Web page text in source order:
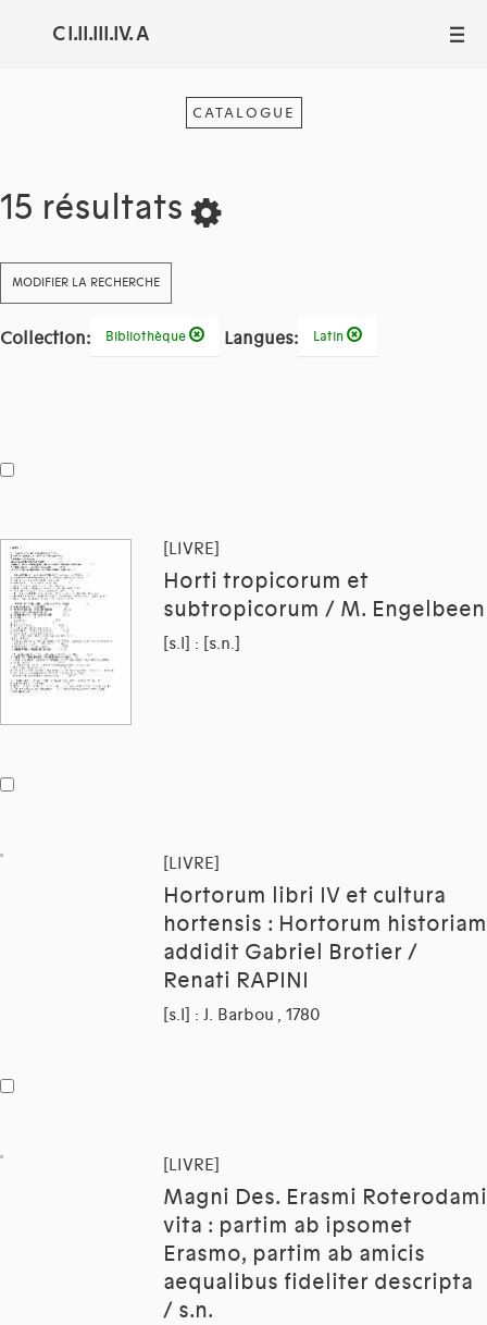
C I.II.III.IV. A III
CATALOGUE
15 résultats
MODIFIER LA RECHERCHE
Collection: Bibliothèque Langues: Latin
[LIVRE]
Horti tropicorum et
subtropicorum / M. Engelbeen
[s.l] : [s.n.]
[LIVRE]
Hortorum libri IV et cultura
hortensis : Hortorum historiam
addidit Gabriel Brotier /
Renati RAPINI
[s.l] : J. Barbou , 1780
[LIVRE]
Magni Des. Erasmi Roterodami
vita : partim ab ipsomet
Erasmo, partim ab amicis
aequalibus fideliter descripta
/ s.n.